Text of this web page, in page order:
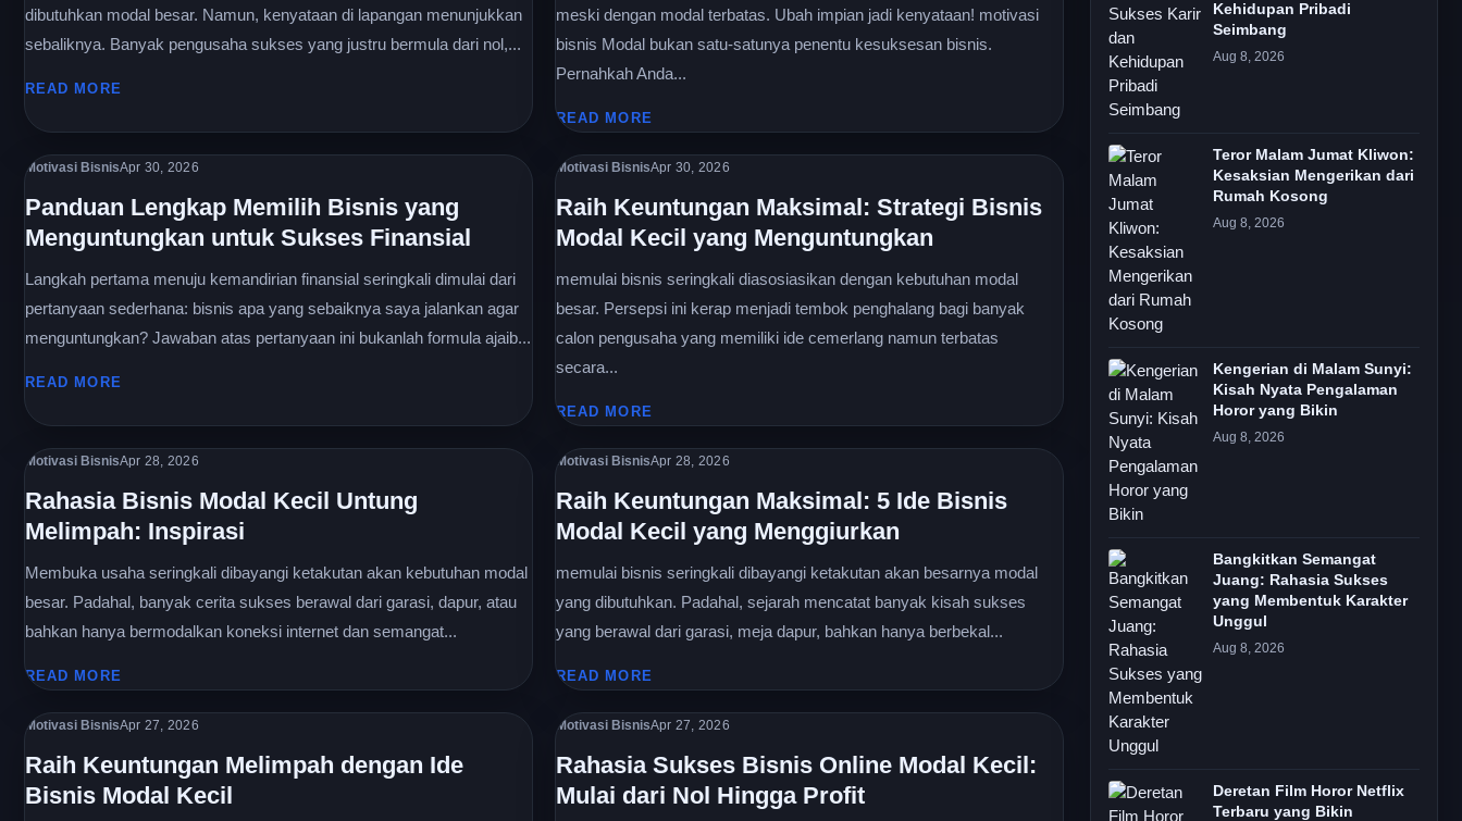
dibutuhkan modal besar. Namun, kenyataan di lapangan menunjukkan
sebaliknya. Banyak pengusaha sukses yang justru bermula dari nol,...
READ MORE
meski dengan modal terbatas. Ubah impian jadi kenyataan! motivasi
bisnis Modal bukan satu-satunya penentu kesuksesan bisnis.
Pernahkah Anda...
READ MORE
Motivasi BisnisApr 30, 2026
Panduan Lengkap Memilih Bisnis yang
Menguntungkan untuk Sukses Finansial
Langkah pertama menuju kemandirian finansial seringkali dimulai dari
pertanyaan sederhana: bisnis apa yang sebaiknya saya jalankan agar
menguntungkan? Jawaban atas pertanyaan ini bukanlah formula ajaib...
READ MORE
Motivasi BisnisApr 30, 2026
Raih Keuntungan Maksimal: Strategi Bisnis
Modal Kecil yang Menguntungkan
memulai bisnis seringkali diasosiasikan dengan kebutuhan modal
besar. Persepsi ini kerap menjadi tembok penghalang bagi banyak
calon pengusaha yang memiliki ide cemerlang namun terbatas
secara...
READ MORE
Motivasi BisnisApr 28, 2026
Rahasia Bisnis Modal Kecil Untung
Melimpah: Inspirasi
Membuka usaha seringkali dibayangi ketakutan akan kebutuhan modal
besar. Padahal, banyak cerita sukses berawal dari garasi, dapur, atau
bahkan hanya bermodalkan koneksi internet dan semangat...
READ MORE
Motivasi BisnisApr 28, 2026
Raih Keuntungan Maksimal: 5 Ide Bisnis
Modal Kecil yang Menggiurkan
memulai bisnis seringkali dibayangi ketakutan akan besarnya modal
yang dibutuhkan. Padahal, sejarah mencatat banyak kisah sukses
yang berawal dari garasi, meja dapur, bahkan hanya berbekal...
READ MORE
Motivasi BisnisApr 27, 2026
Raih Keuntungan Melimpah dengan Ide
Bisnis Modal Kecil
Motivasi BisnisApr 27, 2026
Rahasia Sukses Bisnis Online Modal Kecil:
Mulai dari Nol Hingga Profit
Kehidupan Pribadi
Seimbang
Aug 8, 2026
Teror Malam Jumat Kliwon:
Kesaksian Mengerikan dari
Rumah Kosong
Aug 8, 2026
Kengerian di Malam Sunyi:
Kisah Nyata Pengalaman
Horor yang Bikin
Aug 8, 2026
Bangkitkan Semangat
Juang: Rahasia Sukses
yang Membentuk Karakter
Unggul
Aug 8, 2026
Deretan Film Horor Netflix
Terbaru yang Bikin